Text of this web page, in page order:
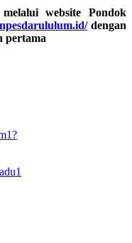
website Pondok
dengan
pertama